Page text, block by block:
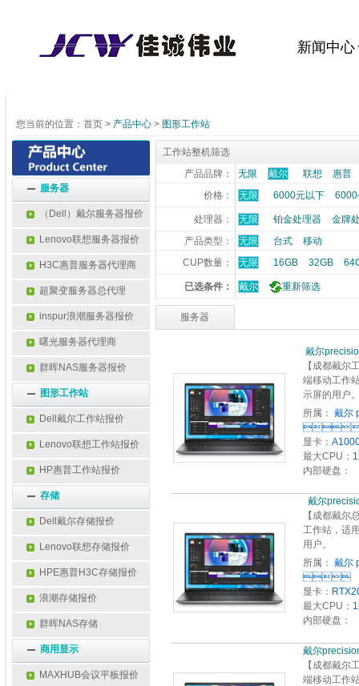
新闻中心
您当前的位置： 首页 > 产品中心 > 图形工作站
服务器
（Dell）戴尔服务器报价
Lenovo联想服务器报价
H3C惠普服务器代理商
超聚变服务器总代理
inspur浪潮服务器报价
曙光服务器代理商
群晖NAS服务器报价
图形工作站
Dell戴尔工作站报价
Lenovo联想工作站报价
HP惠普工作站报价
存储
Dell戴尔存储报价
Lenovo联想存储报价
HPE惠普H3C存储报价
浪潮存储报价
群晖NAS存储
商用显示
MAXHUB会议平板报价
工作站整机筛选
产品品牌：
无限 戴尔 联想
惠普
价格：
无限 6000元以下
处理器： 无限 铂金处理器
金牌
产品类型：
无限 台式
移动
CUP数量：
无限 16GB 32GB
已选条件： 戴尔 重新筛选
服务器
 戴尔
【成都戴尔
端移动工作
示屏的用户
所属： 戴尔
显卡：
最大CPU：
内部硬盘：
 
【成都戴尔
工作站，适
用户。
所属： 戴

显卡：
最大CPU：
内部硬盘：
戴尔
【成都戴尔
端移动工作